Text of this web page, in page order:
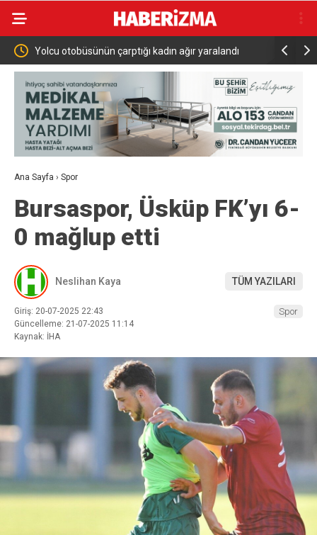
Yolcu otobüsünün çarptığı kadın ağır yaralandı İçişleri
Ana Sayfa › Spor
Bursaspor, Üsküp FK’yı 6-
0 mağlup etti
Neslihan Kaya TÜM YAZILARI
Giriş: 20-07-2025 22:43
Güncelleme: 21-07-2025 11:14
Kaynak: İHA
Spor